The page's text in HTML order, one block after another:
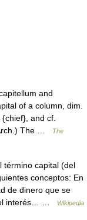
and
of a column, dim.
and cf.
The …
The
término capital (del
conceptos: En
de dinero que se
el interés… …
Wikipedia